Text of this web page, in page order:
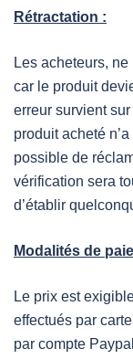
Rétractation :
Les acheteurs,
car le produit
erreur survient
produit acheté
possible de
vérification sera
d’établir
Modalités de
Le prix est
effectués par
par compte